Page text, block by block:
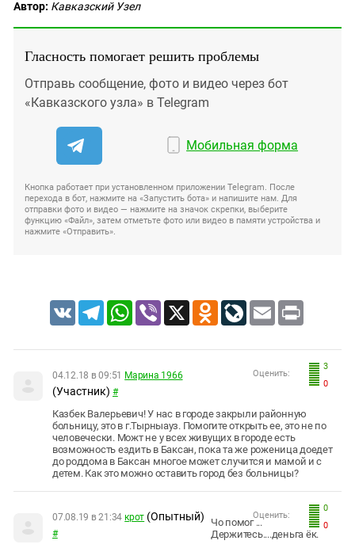
Автор: Кавказский Узел
Гласность помогает решить проблемы
Отправь сообщение, фото и видео через бот
«Кавказского узла» в Telegram
Мобильная форма
Кнопка работает при установленном приложении Telegram. После
перехода в бот, нажмите на «Запустить бота» и напишите нам. Для
отправки фото и видео — нажмите на значок скрепки, выберите
функцию «Файл», затем отметьте фото или видео в памяти устройства и
нажмите «Отправить».
VK TelegramWhatsApp
Viber X Odnoklassniki
LiveJournal
Email Print
3
0
Оценить:
04.12.18 в 09:51 Марина 1966
(Участник) #
Казбек Валерьевич! У нас в городе закрыли районную
больницу, это в г.Тырныауз. Помогите открыть ее, это не по
человечески. Можт не у всех живущих в городе есть
возможность ездить в Баксан, пока та же роженица доедет
до роддома в Баксан многое может случится и мамой и с
детем. Как это можно оставить город без больницы?
0
0
Оценить:
07.08.19 в 21:34 крот (Опытный)
#
Чо помог ...
Держитесь....деньга ёк.